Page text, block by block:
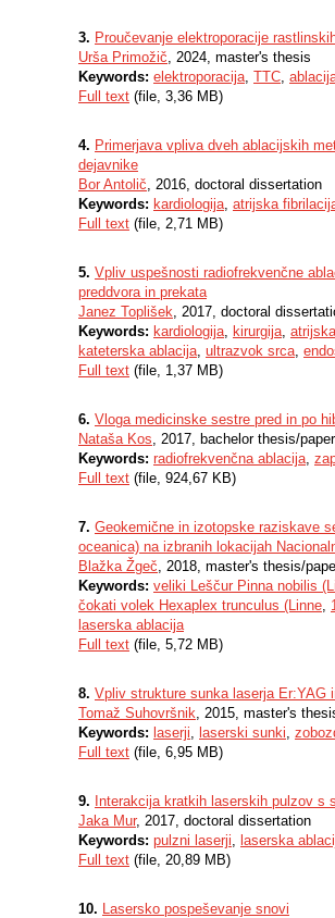
3. Proučevanje elektroporacije
Urša Primožič, 2024, master's thesis
Keywords: elektroporacija, TTC,
Full text (file, 3,36 MB)
4. Primerjava vpliva dveh ablacijskih
dejavnike
Bor Antolič, 2016, doctoral dissertation
Keywords: kardiologija, atrijska
Full text (file, 2,71 MB)
5. Vpliv uspešnosti radiofrekvenčne
preddvora in prekata
Janez Toplišek, 2017, doctoral
Keywords: kardiologija, kirurgija,
kateterska ablacija, ultrazvok srca,
Full text (file, 1,37 MB)
6. Vloga medicinske sestre pred in po
Nataša Kos, 2017, bachelor thesis/paper
Keywords: radiofrekvenčna ablacija,
Full text (file, 924,67 KB)
7. Geokemične in izotopske raziskave
oceanica) na izbranih lokacijah
Blažka Žgeč, 2018, master's thesis/
Keywords: veliki Leščur Pinna nobilis
čokati volek Hexaplex trunculus (Linne,
laserska ablacija
Full text (file, 5,72 MB)
8. Vpliv strukture sunka laserja Er:YAG
Tomaž Suhovršnik, 2015, master's
Keywords: laserji, laserski sunki,
Full text (file, 6,95 MB)
9. Interakcija kratkih laserskih pulzov s
Jaka Mur, 2017, doctoral dissertation
Keywords: pulzni laserji, laserska
Full text (file, 20,89 MB)
10. Lasersko pospeševanje snovi